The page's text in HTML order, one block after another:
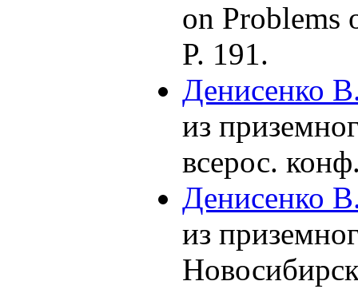
on
P. 191.
Денисенко
из
всерос.
Денисенко
из